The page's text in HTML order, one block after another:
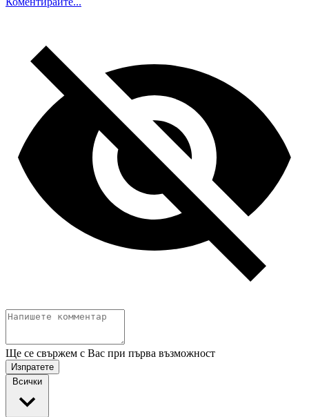
Ще се свържем с Вас при първа възможност
Изпратете
Всички